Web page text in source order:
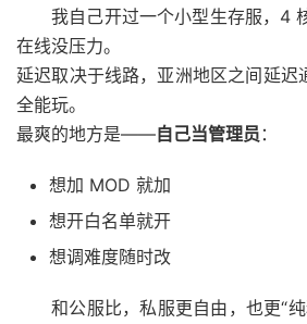
我自己开过一个小型生存服，4
在线没压力。
延迟取决于线路，亚洲地区之间延
全能玩。
最爽的地方是——自己当管理员 ：
想加 MOD 就加
想开白名单就开
想调难度随时改
和公服比，私服更自由，也更“